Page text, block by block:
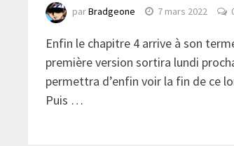
parBradgeone 7 mars 2022
Enfin le chapitre 4 arrive à son
première version sortira lundi
permettra d’enfin voir la fin de ce
Puis …